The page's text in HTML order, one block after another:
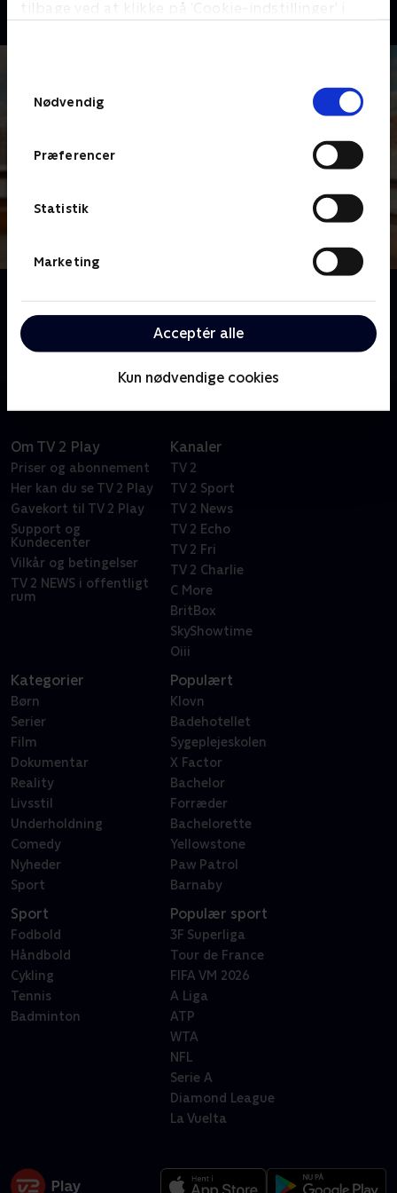
tilbage ved at klikke på ’Cookie-indstillinger’ i
Nødvendig
Præferencer
Statistik
Marketing
Acceptér alle
Kun nødvendige cookies
Meyerheim og hans panel af kendte danskere er klar
til at dele generøst ud af erfaringer og anekdoter for
at hjælpe danskerne med deres dilemmaer.
Om TV 2 Play
Priser og abonnement
Her kan du se TV 2 Play
Gavekort til TV 2 Play
Support og
Kundecenter
Vilkår og betingelser
TV 2 NEWS i offentligt
rum
Kanaler
TV 2
TV 2 Sport
TV 2 News
TV 2 Echo
TV 2 Fri
TV 2 Charlie
C More
BritBox
SkyShowtime
Oiii
Kategorier
Børn
Serier
Film
Dokumentar
Reality
Livsstil
Underholdning
Comedy
Nyheder
Sport
Populært
Klovn
Badehotellet
Sygeplejeskolen
X Factor
Bachelor
Forræder
Bachelorette
Yellowstone
Paw Patrol
Barnaby
Sport
Fodbold
Håndbold
Cykling
Tennis
Badminton
Populær sport
3F Superliga
Tour de France
FIFA VM 2026
A Liga
ATP
WTA
NFL
Serie A
Diamond League
La Vuelta